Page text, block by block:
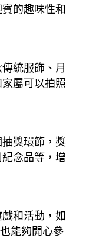
的趣味性和
統服飾、月
屬可以拍照
獎環節，獎
念品等，增
和活動，如
能夠開心參